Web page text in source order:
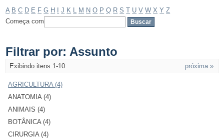
A B C D E F G H J K M N O P Q R S T U V W X Y Z
Começa com
Filtrar por: Assunto
Exibindo itens 1-10 próxima »
AGRICULTURA (4)
ANATOMIA (4)
ANIMAIS (4)
BOTÂNICA (4)
CIRURGIA (4)